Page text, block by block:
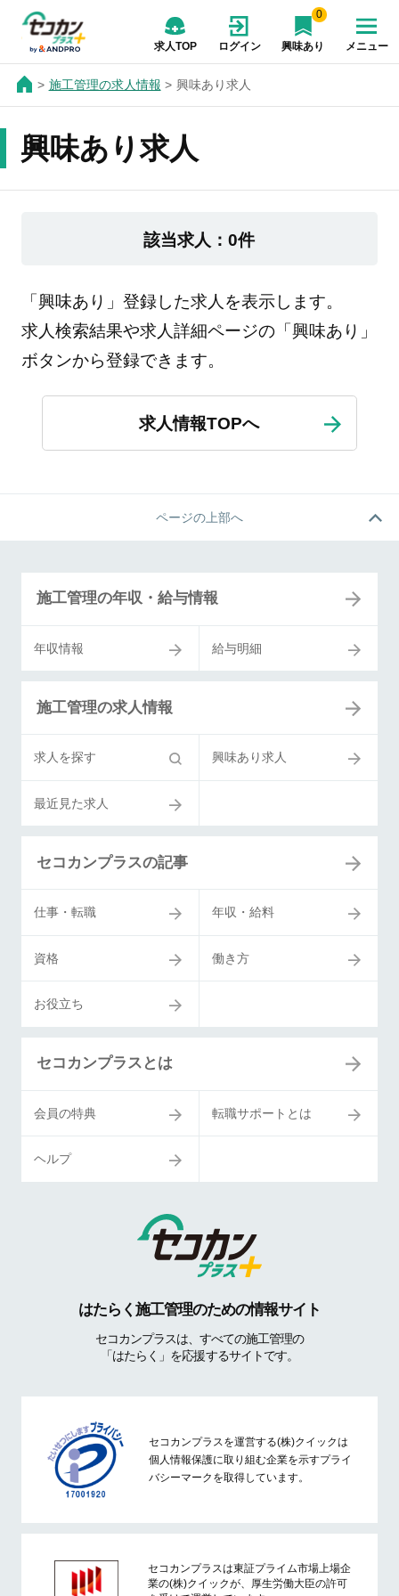
求人TOP ログイン
0
興味あり メニュー
施工管理の求人情報 興味あり求人
興味あり求人
該当求人：0件
「興味あり」登録した求人を表示します。
求人検索結果や求人詳細ページの「興味あり」
ボタンから登録できます。
求人情報TOPへ
ページの上部へ
施工管理の年収・給与情報
年収情報 給与明細
施工管理の求人情報
求人を探す 興味あり求人
最近見た求人
セコカンプラスの記事
仕事・転職 年収・給料
資格 働き方
お役立ち
セコカンプラスとは
会員の特典 転職サポートとは
ヘルプ
はたらく施工管理のための情報サイト
セコカンプラスは、すべての施工管理の
「はたらく」を応援するサイトです。
セコカンプラスを運営する(株)クイックは
個人情報保護に取り組む企業を示すプライ
バシーマークを取得しています。
セコカンプラスは東証プライム市場上場企
業の(株)クイックが、厚生労働大臣の許可